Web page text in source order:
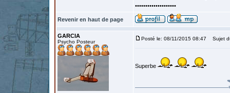
••••••••••••••••••••
Revenir en haut de page
GARCIA
Psycho Posteur
Posté le: 08/11/2015 08:47 Sujet
Superbe